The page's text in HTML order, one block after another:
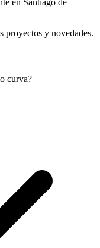
proyectos y novedades.
curva?